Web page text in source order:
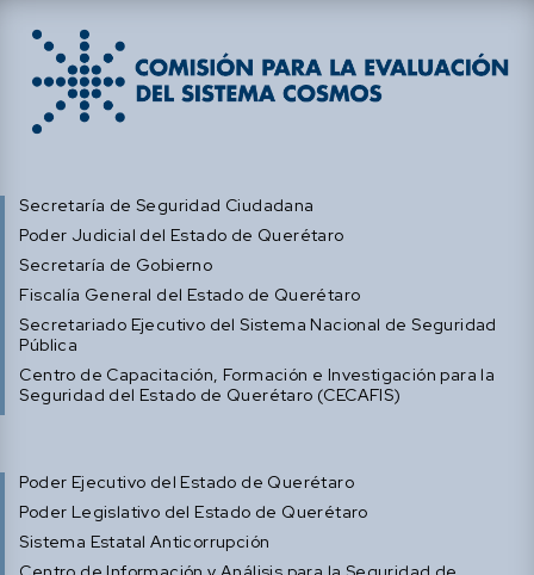
Secretaría de Seguridad Ciudadana
Poder Judicial del Estado de Querétaro
Secretaría de Gobierno
Fiscalía General del Estado de Querétaro
Secretariado Ejecutivo del Sistema Nacional de Seguridad
Pública
Centro de Capacitación, Formación e Investigación para la
Seguridad del Estado de Querétaro (CECAFIS)
Poder Ejecutivo del Estado de Querétaro
Poder Legislativo del Estado de Querétaro
Sistema Estatal Anticorrupción